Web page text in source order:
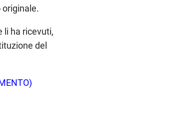
li ha ricevuti,
del